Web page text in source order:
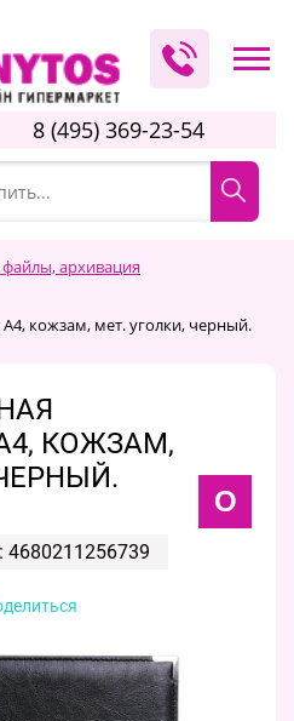
8 (495) 369-23-54
архивация
А4, кожзам, мет. уголки, черный.
А4, КОЖЗАМ,
O
4680211256739